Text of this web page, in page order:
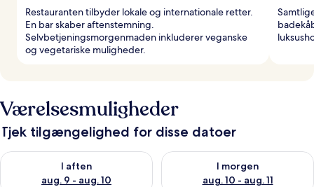
Restauranten tilbyder lokale og internationale retter.
En bar skaber aftenstemning.
Selvbetjeningsmorgenmaden inkluderer veganske
og vegetariske muligheder.
Værelsesmuligheder
Tjek tilgængelighed for disse datoer
I aften
aug. 9 - aug. 10
Tjek tilgængelighed for i aften aug. 9 - aug. 10
I morgen
aug. 10 - aug. 11
Tjek tilgængelighed for i